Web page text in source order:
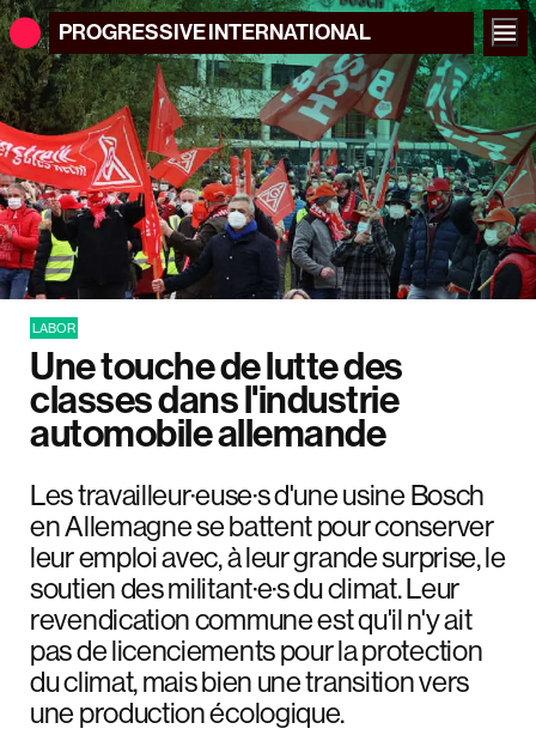
PROGRESSIVEINTERNATIONAL
LABOR
Une touche de lutte des
classes dans l'industrie
automobile allemande
Les travailleur·euse·s d'une usine Bosch
en Allemagne se battent pour conserver
leur emploi avec, à leur grande surprise, le
soutien des militant·e·s du climat. Leur
revendication commune est qu'il n'y ait
pas de licenciements pour la protection
du climat, mais bien une transition vers
une production écologique.